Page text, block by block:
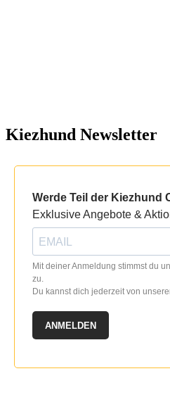
Kiezhund Newsletter
Werde Teil der Kiezhund
Exklusive Angebote &
Mit deiner Anmeldung stimmst du
zu.
Du kannst dich jederzeit von
ANMELDEN